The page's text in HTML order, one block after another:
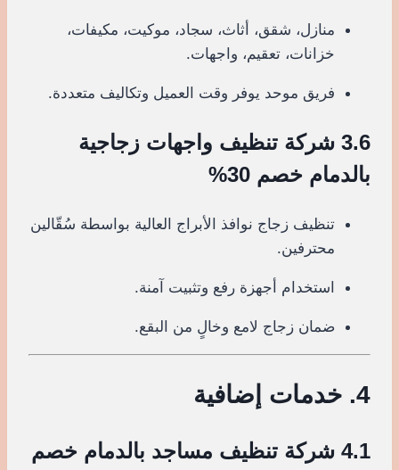
منازل، شقق، أثاث، سجاد، موكيت، مكيفات،
خزانات، تعقيم، واجهات.
فريق موحد يوفر وقت العميل وتكاليف متعددة.
3.6 شركة تنظيف واجهات زجاجية
بالدمام خصم 30%
تنظيف زجاج نوافذ الأبراج العالية بواسطة سُقّالين
محترفين.
استخدام أجهزة رفع وتثبيت آمنة.
ضمان زجاج لامع وخالٍ من البقع.
4. خدمات إضافية
4.1 شركة تنظيف مساجد بالدمام خصم